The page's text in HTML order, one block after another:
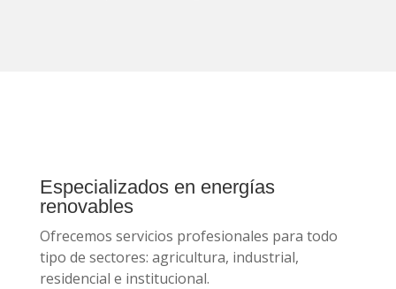
Especializados en energías
renovables
Ofrecemos servicios profesionales para todo
tipo de sectores: agricultura, industrial,
residencial e institucional.